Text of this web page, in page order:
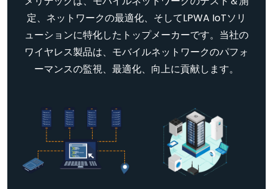
定、ネットワークの最適化、そしてLPWA IoTソリ
ューションに特化したトップメーカーです。当社の
ワイヤレス製品は、モバイルネットワークのパフォ
ーマンスの監視、最適化、向上に貢献します。